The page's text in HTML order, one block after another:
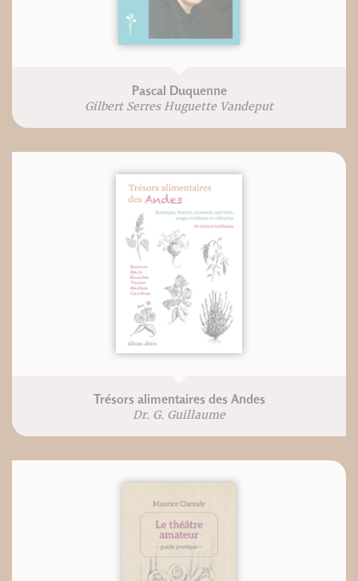
Pascal Duquenne
Gilbert Serres Huguette Vandeput
Trésors alimentaires des Andes
Dr. G. Guillaume